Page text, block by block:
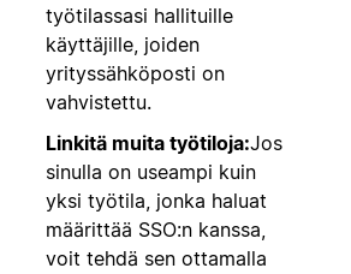
työtilassasi hallituille
käyttäjille, joiden
yrityssähköposti on
vahvistettu.
Linkitä muita työtiloja:Jos
sinulla on useampi kuin
yksi työtila, jonka haluat
määrittää SSO:n kanssa,
voit tehdä sen ottamalla